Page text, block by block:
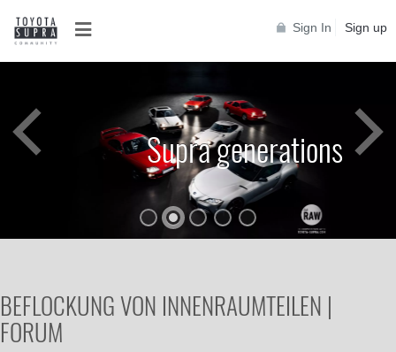
Sign In Sign up
Supra generations
BEFLOCKUNG VON INNENRAUMTEILEN |
FORUM